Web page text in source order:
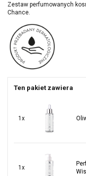
Zestaw perfumowanych
Chance.
Ten pakiet zawiera
1x
1x